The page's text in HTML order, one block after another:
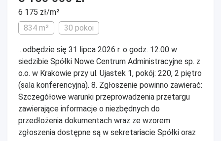
6 175 zł/m²
834 m²
30 pokoi
...odbędzie się 31 lipca 2026 r. o godz. 12.00 w
siedzibie Spółki Nowe Centrum Administracyjne sp. z
o.o. w Krakowie przy ul. Ujastek 1, pokój: 220, 2 piętro
(sala konferencyjna). 8. Zgłoszenie powinno zawierać:
Szczegółowe warunki przeprowadzenia przetargu
zawierające informacje o niezbędnych do
przedłożenia dokumentach wraz ze wzorem
zgłoszenia dostępne są w sekretariacie Spółki oraz